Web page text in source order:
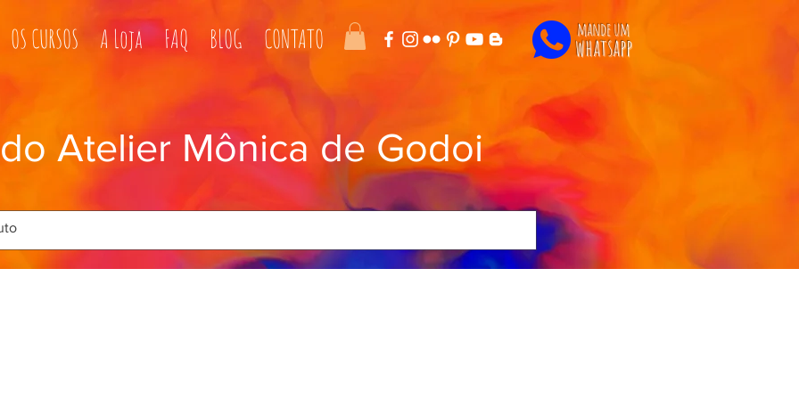
OS CURSOS A Loja FAQ BLOG CONTATO mande um
whatsapp
Atelier Mônica de Godoi